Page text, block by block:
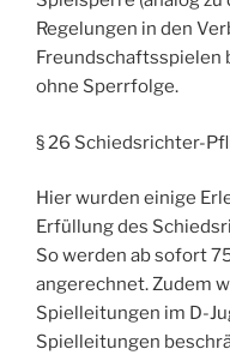
Regelungen in den
Freundschaftsspielen
ohne Sperrfolge.
§ 26 Schiedsrichter-
Hier wurden einige
Erfüllung des
So werden ab sofort
angerechnet. Zudem
Spielleitungen im D-
Spielleitungen